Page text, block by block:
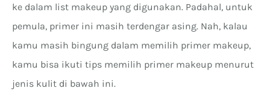
ke dalam list makeup yang digunakan. Padahal, untuk
pemula, primer ini masih terdengar asing. Nah, kalau
kamu masih bingung dalam memilih primer makeup,
kamu bisa ikuti tips memilih primer makeup menurut
jenis kulit di bawah ini.